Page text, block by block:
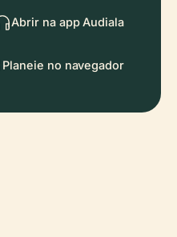
Abrir na app Audiala
Planeie no navegador